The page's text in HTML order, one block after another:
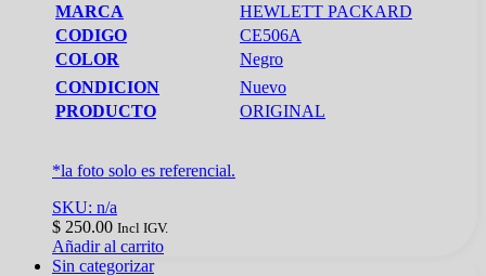
MARCA
HEWLETT PACKARD
CODIGO
CE506A
COLOR
Negro
CONDICION
Nuevo
PRODUCTO
ORIGINAL
*la foto solo es referencial.
SKU: n/a
$ 250.00 Incl IGV.
Añadir al carrito
Sin categorizar